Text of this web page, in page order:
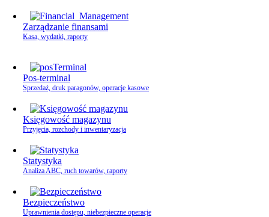
Zarządzanie finansami
Kasa, wydatki, raporty
Pos-terminal
Sprzedaż, druk paragonów, operacje kasowe
Księgowość magazynu
Przyjęcia, rozchody i inwentaryzacja
Statystyka
Analiza ABC, ruch towarów, raporty
Bezpieczeństwo
Uprawnienia dostępu, niebezpieczne operacje